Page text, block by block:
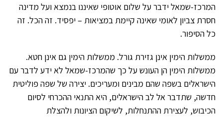
המרכז-שמאל ידבר על שלום אוטופי שאיננו בנמצא ועל מדינה
חסרת צביון לאומי שאינה קיימת במציאות – יפסיד. זה הכל. זה
כל הסיפור.
ממשלות הימין אינן גזירת גורל. ממשלות הימין גם אינן חטא.
ממשלות הימין הן העונש על כך שהמרכז-שמאל לא ידע לדבר עם
הישראלים בשפה שהם מבינים ומעריכים. יצירה של שפה פוליטית
חדשה, שתדבר אל לב הישראלים, היא התנאי ההכרחי לסיום
הכיבוש, לעצירת ההתנחלות, לשיקום הציונות ולהצלת